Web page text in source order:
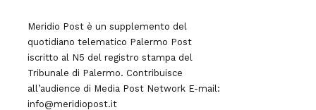
Meridio Post è un supplemento del
quotidiano telematico Palermo Post
iscritto al N5 del registro stampa del
Tribunale di Palermo. Contribuisce
all’audience di Media Post Network E-mail:
info@meridiopost.it